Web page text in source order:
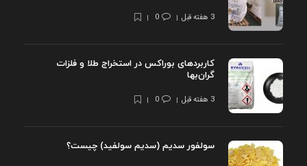
3 هفته قبل 0
کاربردهای بوراکس در استخراج طلا و فلزات
گران‌بها
3 هفته قبل 0
سولفور سدیم (سدیم سولفید) چیست؟